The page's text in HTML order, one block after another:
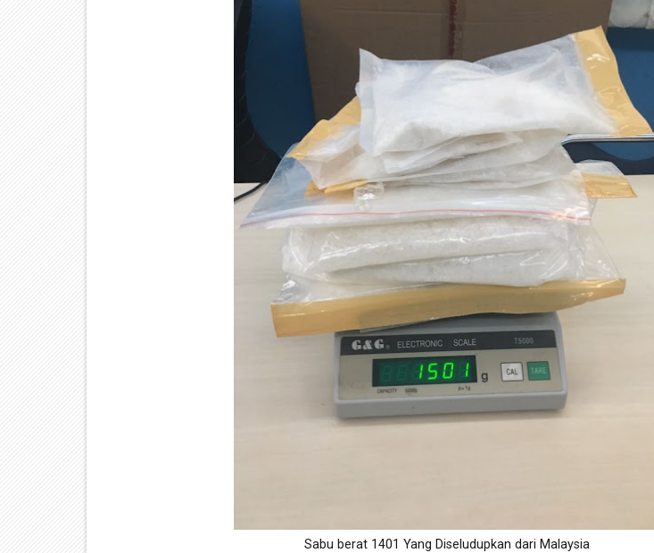
Sabu berat 1401 Yang Diseludupkan dari Malaysia